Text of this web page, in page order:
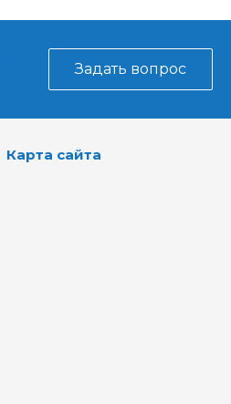
Задать вопрос
Карта сайта